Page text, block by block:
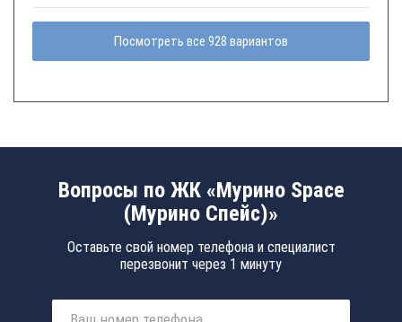
Посмотреть все 928 вариантов
Вопросы по ЖК «Мурино Space
(Мурино Спейс)»
Оставьте свой номер телефона и специалист
перезвонит через 1 минуту